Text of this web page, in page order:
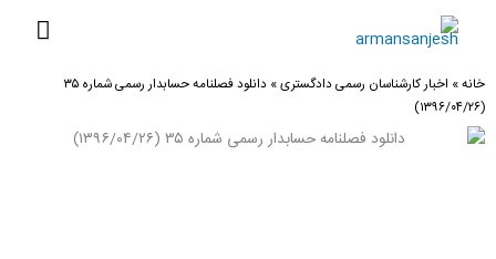
خانه» اخبار کارشناسان رسمی دادگستری»
دانلود فصلنامه حسابدار رسمی شماره ۳۵
(۱۳۹۶/۰۴/۲۶)